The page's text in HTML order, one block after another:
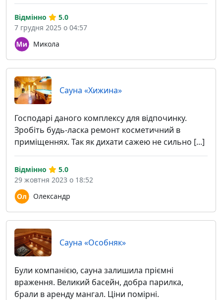
Микола
Відмінно
5.0
7 грудня 2025 о 04:57
Cауна «Хижина»
Господарі даного комплексу для відпочинку.
Зробіть будь-ласка ремонт косметичний в
приміщеннях. Так як дихати сажею не сильно [...]
Олександр
Відмінно
5.0
29 жовтня 2023 о 18:52
Сауна «Особняк»
Були компанією, сауна залишила пріємні
враження. Великий басейн, добра парилка,
брали в аренду мангал. Ціни помірні.